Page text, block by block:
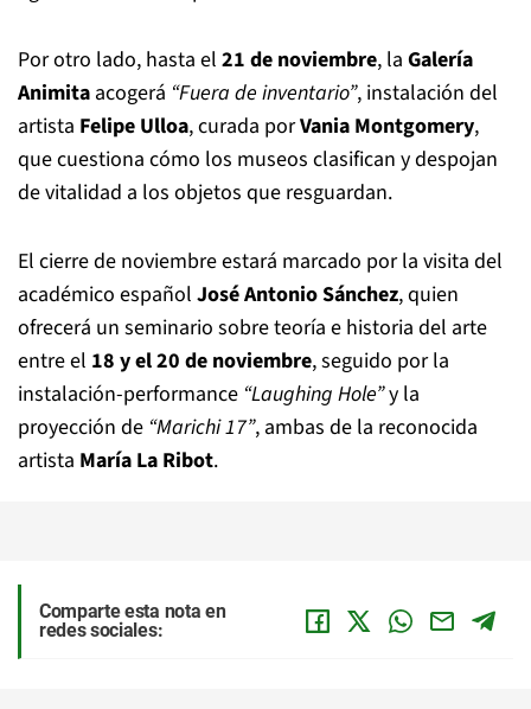
Por otro lado, hasta el 21 de noviembre, la Galería
Animita acogerá “Fuera de inventario”, instalación del
artista Felipe Ulloa, curada porVania Montgomery,
que cuestiona cómo los museos clasifican y despojan
de vitalidad a los objetos que resguardan.
El cierre de noviembre estará marcado por la visita del
académico español José Antonio Sánchez, quien
ofrecerá un seminario sobre teoría e historia del arte
entre el 18 y el 20 de noviembre, seguido por la
instalación-performance “Laughing Hole”y la
proyección de “Marichi 17”, ambas de la reconocida
artista María La Ribot.
Comparte esta nota en
redes sociales: